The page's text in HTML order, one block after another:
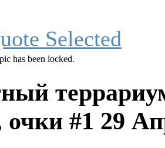
has been locked.
очки #1 29